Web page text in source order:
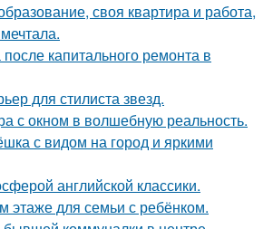
своя квартира и работа,
капитального ремонта в
для стилиста звезд.
с окном в волшебную реальность.
с видом на город и яркими
английской классики.
этаже для семьи с ребёнком.